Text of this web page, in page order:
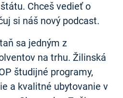
Chceš vedieť o
si náš nový podcast.
sa jedným z
na trhu. Žilinská
študijné programy,
a kvalitné ubytovanie v